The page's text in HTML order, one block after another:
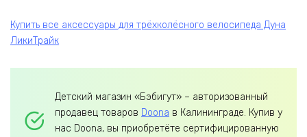
Купить все аксессуары для трёхколёсного велосипеда Дуна
ЛикиТрайк
Детский магазин «Бэбигут» – авторизованный
продавец товаров Doona в Калининграде. Купив у
нас Doona, вы приобретёте сертифицированную